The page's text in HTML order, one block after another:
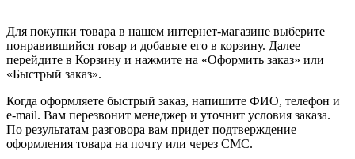
Для покупки товара в нашем интернет-магазине выберите
понравившийся товар и добавьте его в корзину. Далее
перейдите в Корзину и нажмите на «Оформить заказ» или
«Быстрый заказ».
Когда оформляете быстрый заказ, напишите ФИО, телефон и
e-mail. Вам перезвонит менеджер и уточнит условия заказа.
По результатам разговора вам придет подтверждение
оформления товара на почту или через СМС.